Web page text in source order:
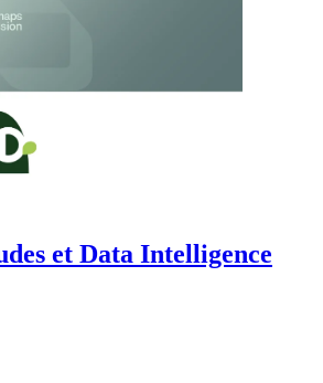
et Data Intelligence